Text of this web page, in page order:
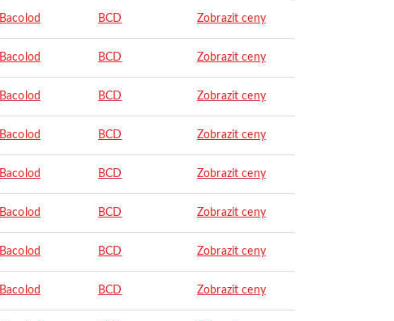
Bacolod BCD Zobrazit ceny
Bacolod BCD Zobrazit ceny
Bacolod BCD Zobrazit ceny
Bacolod BCD Zobrazit ceny
Bacolod BCD Zobrazit ceny
Bacolod BCD Zobrazit ceny
Bacolod BCD Zobrazit ceny
Bacolod BCD Zobrazit ceny